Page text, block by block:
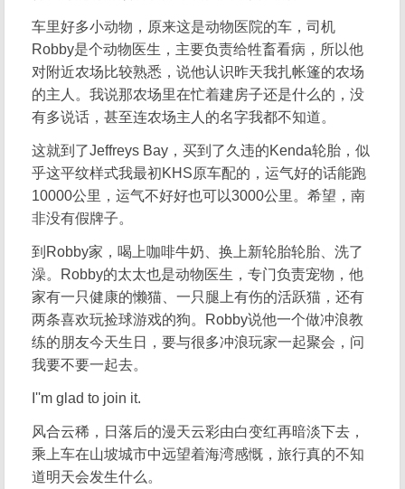
车里好多小动物，原来这是动物医院的车，司机
Robby是个动物医生，主要负责给牲畜看病，所以他
对附近农场比较熟悉，说他认识昨天我扎帐篷的农场
的主人。我说那农场里在忙着建房子还是什么的，没
有多说话，甚至连农场主人的名字我都不知道。
这就到了Jeffreys Bay，买到了久违的Kenda轮胎，似
乎这平纹样式我最初KHS原车配的，运气好的话能跑
10000公里，运气不好好也可以3000公里。希望，南
非没有假牌子。
到Robby家，喝上咖啡牛奶、换上新轮胎轮胎、洗了
澡。Robby的太太也是动物医生，专门负责宠物，他
家有一只健康的懒猫、一只腿上有伤的活跃猫，还有
两条喜欢玩捡球游戏的狗。Robby说他一个做冲浪教
练的朋友今天生日，要与很多冲浪玩家一起聚会，问
我要不要一起去。
I''m glad to join it.
风合云稀，日落后的漫天云彩由白变红再暗淡下去，
乘上车在山坡城市中远望着海湾感慨，旅行真的不知
道明天会发生什么。